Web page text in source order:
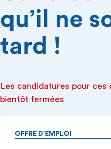
qu’il ne
tard !
Les candidatures pour ces
bientôt fermées
OFFRE D’EMPLOI